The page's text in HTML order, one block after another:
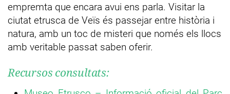
empremta que encara avui ens parla. Visitar la
ciutat etrusca de Veïs és passejar entre història i
natura, amb un toc de misteri que només els llocs
amb veritable passat saben oferir.
Recursos consultats: